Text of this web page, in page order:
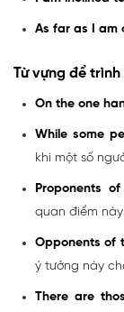
As far as I am
Từ vựng để
On the one
While some
khi một số
Proponents
quan điểm
Opponents of
ý tưởng này
There are